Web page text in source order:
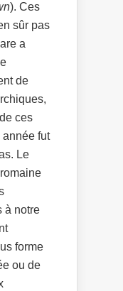
). Ces
sûr pas
a
de
ces
fut
Le
à notre
forme
ou de